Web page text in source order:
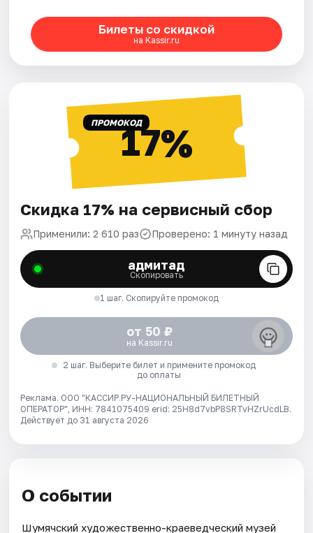
Билеты со скидкой
на Kassir.ru
ПРОМОКОД17%
Скидка 17% на сервисный сбор
Применили: 2 610 раз Проверено: 1 минуту назад
адмитад
Скопировать
1 шаг. Скопируйте промокод
от 50 ₽
на Kassir.ru
2 шаг. Выберите билет и примените промокод
до оплаты
Реклама. ООО "КАССИР.РУ-НАЦИОНАЛЬНЫЙ БИЛЕТНЫЙ
ОПЕРАТОР", ИНН: 7841075409 erid: 25H8d7vbP8SRTvHZrUcdLB.
Действует до 31 августа 2026
О событии
Шумячский художественно-краеведческий музей